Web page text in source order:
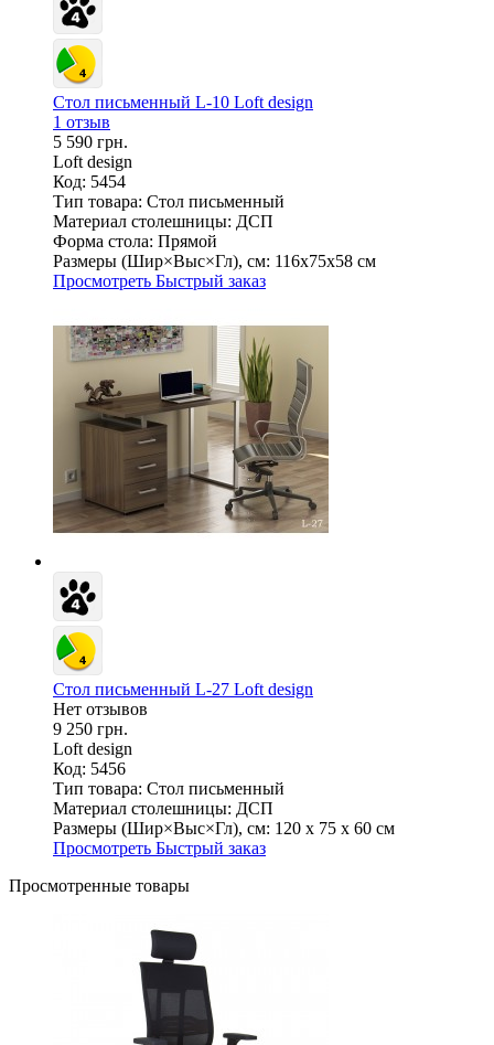
Стол письменный L-10 Loft design
1 отзыв
5 590 грн.
Loft design
Код: 5454
Тип товара: Стол письменный
Материал столешницы: ДСП
Форма стола: Прямой
Размеры (Шир×Выс×Гл), см: 116х75х58 см
Просмотреть Быстрый заказ
Стол письменный L-27 Loft design
Нет отзывов
9 250 грн.
Loft design
Код: 5456
Тип товара: Стол письменный
Материал столешницы: ДСП
Размеры (Шир×Выс×Гл), см: 120 х 75 х 60 см
Просмотреть Быстрый заказ
Просмотренные товары